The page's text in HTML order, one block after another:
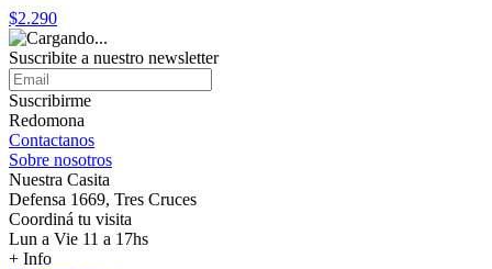
$2.290
Suscribite a nuestro newsletter
Suscribirme
Redomona
Contactanos
Sobre nosotros
Nuestra Casita
Defensa 1669, Tres Cruces
Coordiná tu visita
Lun a Vie 11 a 17hs
+ Info